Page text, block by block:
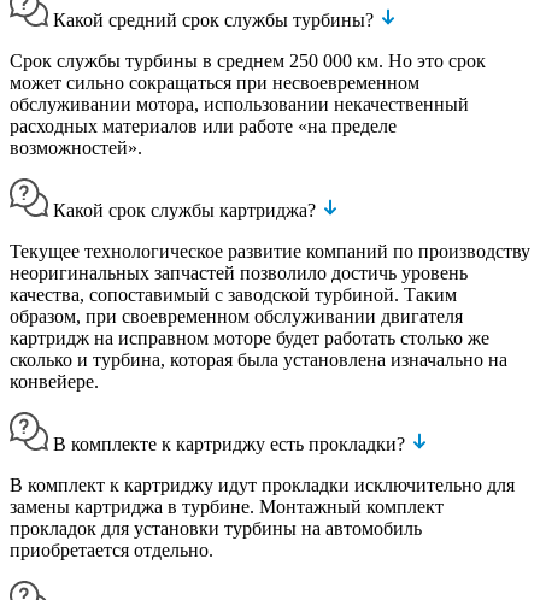
Какой средний срок службы турбины?
Срок службы турбины в среднем 250 000 км. Но это срок
может сильно сокращаться при несвоевременном
обслуживании мотора, использовании некачественный
расходных материалов или работе «на пределе
возможностей».
Какой срок службы картриджа?
Текущее технологическое развитие компаний по производству
неоригинальных запчастей позволило достичь уровень
качества, сопоставимый с заводской турбиной. Таким
образом, при своевременном обслуживании двигателя
картридж на исправном моторе будет работать столько же
сколько и турбина, которая была установлена изначально на
конвейере.
В комплекте к картриджу есть прокладки?
В комплект к картриджу идут прокладки исключительно для
замены картриджа в турбине. Монтажный комплект
прокладок для установки турбины на автомобиль
приобретается отдельно.